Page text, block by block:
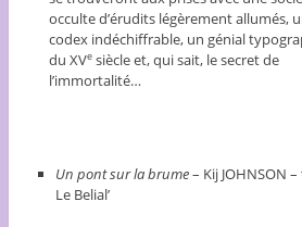
occulte d’érudits légèrement allumés,
codex indéchiffrable, un génial
du XVesiècle et, qui sait, le secret de
l’immortalité…
Un pont sur la brume– Kij JOHNSON
Le Belial’